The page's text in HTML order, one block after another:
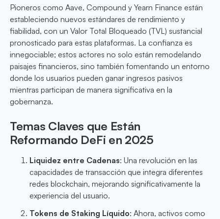
Pioneros como Aave, Compound y Yearn Finance están
estableciendo nuevos estándares de rendimiento y
fiabilidad, con un Valor Total Bloqueado (TVL) sustancial
pronosticado para estas plataformas. La confianza es
innegociable; estos actores no solo están remodelando
paisajes financieros, sino también fomentando un entorno
donde los usuarios pueden ganar ingresos pasivos
mientras participan de manera significativa en la
gobernanza.
Temas Claves que Están
Reformando DeFi en 2025
Liquidez entre Cadenas: Una revolución en las
capacidades de transacción que integra diferentes
redes blockchain, mejorando significativamente la
experiencia del usuario.
Tokens de Staking Líquido: Ahora, activos como